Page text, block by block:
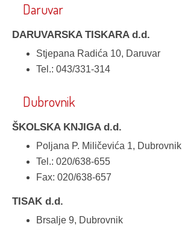
Daruvar
DARUVARSKA TISKARA d.d.
Stjepana Radića 10, Daruvar
Tel.: 043/331-314
Dubrovnik
ŠKOLSKA KNJIGA d.d.
Poljana P. Miličevića 1, Dubrovnik
Tel.: 020/638-655
Fax: 020/638-657
TISAK d.d.
Brsalje 9, Dubrovnik